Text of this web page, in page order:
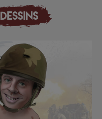
DESSINS